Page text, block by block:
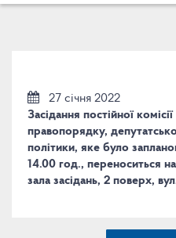
27 січня 2022
Засідання постійної
правопорядку,
політики, яке було
14.00 год., переноситься
зала засідань, 2 поверх,